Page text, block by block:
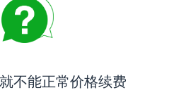
不能正常价格续费